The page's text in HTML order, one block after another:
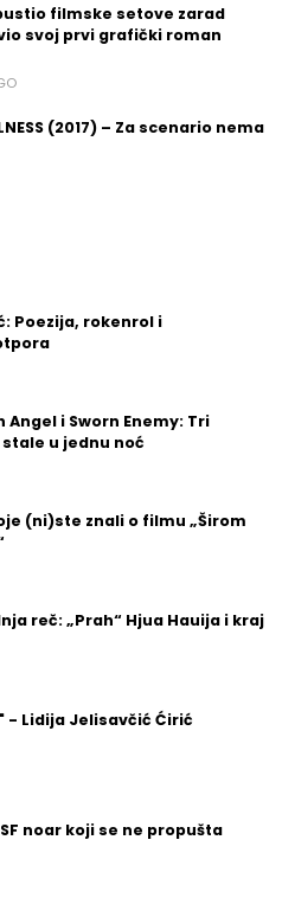
filmske setove zarad
svoj prvi grafički roman
(2017) – Za scenario nema
Poezija, rokenrol i
Angel i Sworn Enemy: Tri
u jednu noć
(ni)ste znali o filmu „Širom
reč: „Prah“ Hjua Hauija i kraj
- Lidija Jelisavčić Ćirić
noar koji se ne propušta